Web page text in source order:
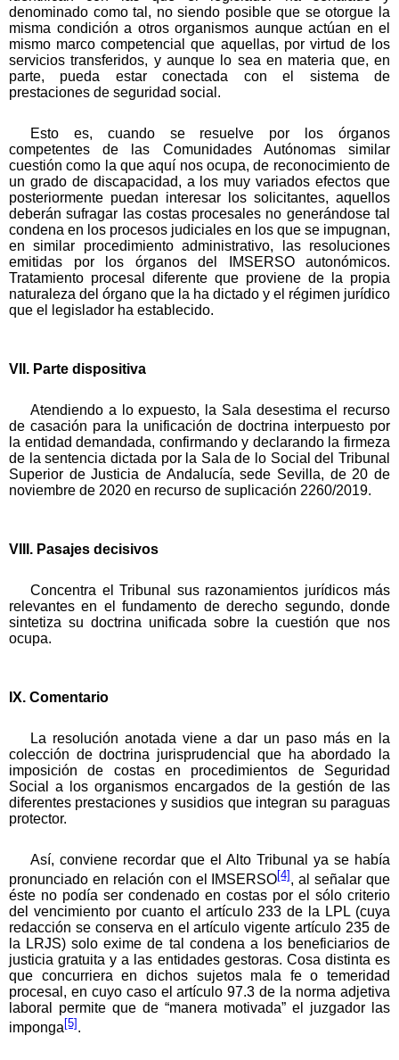
denominado como tal, no siendo posible que se otorgue la
misma condición a otros organismos aunque actúan en el
mismo marco competencial que aquellas, por virtud de los
servicios transferidos, y aunque lo sea en materia que, en
parte, pueda estar conectada con el sistema de
prestaciones de seguridad social.
Esto es, cuando se resuelve por los órganos
competentes de las Comunidades Autónomas similar
cuestión como la que aquí nos ocupa, de reconocimiento de
un grado de discapacidad, a los muy variados efectos que
posteriormente puedan interesar los solicitantes, aquellos
deberán sufragar las costas procesales no generándose tal
condena en los procesos judiciales en los que se impugnan,
en similar procedimiento administrativo, las resoluciones
emitidas por los órganos del IMSERSO autonómicos.
Tratamiento procesal diferente que proviene de la propia
naturaleza del órgano que la ha dictado y el régimen jurídico
que el legislador ha establecido.
VII. Parte dispositiva
Atendiendo a lo expuesto, la Sala desestima el recurso
de casación para la unificación de doctrina interpuesto por
la entidad demandada, confirmando y declarando la firmeza
de la sentencia dictada por la Sala de lo Social del Tribunal
Superior de Justicia de Andalucía, sede Sevilla, de 20 de
noviembre de 2020 en recurso de suplicación 2260/2019.
VIII. Pasajes decisivos
Concentra el Tribunal sus razonamientos jurídicos más
relevantes en el fundamento de derecho segundo, donde
sintetiza su doctrina unificada sobre la cuestión que nos
ocupa.
IX. Comentario
La resolución anotada viene a dar un paso más en la
colección de doctrina jurisprudencial que ha abordado la
imposición de costas en procedimientos de Seguridad
Social a los organismos encargados de la gestión de las
diferentes prestaciones y susidios que integran su paraguas
protector.
Así, conviene recordar que el Alto Tribunal ya se había
pronunciado en relación con el IMSERSO[4], al señalar que
éste no podía ser condenado en costas por el sólo criterio
del vencimiento por cuanto el artículo 233 de la LPL (cuya
redacción se conserva en el artículo vigente artículo 235 de
la LRJS) solo exime de tal condena a los beneficiarios de
justicia gratuita y a las entidades gestoras. Cosa distinta es
que concurriera en dichos sujetos mala fe o temeridad
procesal, en cuyo caso el artículo 97.3 de la norma adjetiva
laboral permite que de “manera motivada” el juzgador las
imponga [5] .